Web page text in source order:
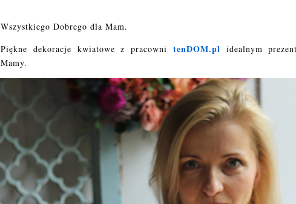
Wszystkiego Dobrego dla Mam.
Piękne dekoracje kwiatowe z pracowni tenDOM.pl idealnym
Mamy.